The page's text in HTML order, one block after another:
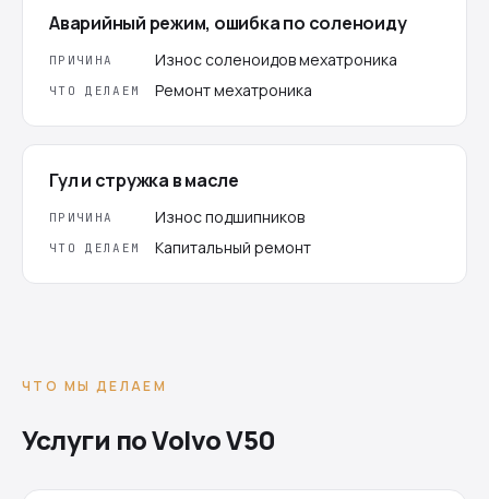
Аварийный режим, ошибка по соленоиду
ПРИЧИНА Износ соленоидов мехатроника
ЧТО ДЕЛАЕМ Ремонт мехатроника
Гул и стружка в масле
ПРИЧИНА Износ подшипников
ЧТО ДЕЛАЕМ Капитальный ремонт
ЧТО МЫ ДЕЛАЕМ
Услуги по Volvo V50